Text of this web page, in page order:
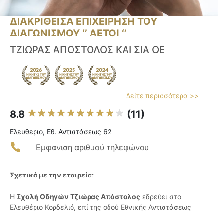
ΔΙΑΚΡΙΘΕΙΣΑ ΕΠΙΧΕΙΡΗΣΗ ΤΟΥ
ΔΙΑΓΩΝΙΣΜΟΥ ‘’ ΑΕΤΟΙ ‘’
ΤΖΙΩΡΑΣ ΑΠΟΣΤΟΛΟΣ ΚΑΙ ΣΙΑ ΟΕ
Δείτε περισσότερα >>
8.8 (11)
Ελευθεριο, Εθ. Αντιστάσεως 62
Εμφάνιση αριθμού τηλεφώνου
Σχετικά με την εταιρεία:
Η Σχολή Οδηγών Τζιώρας Απόστολος εδρεύει στο
Ελευθέριο Κορδελιό, επί της οδού Εθνικής Αντιστάσεως